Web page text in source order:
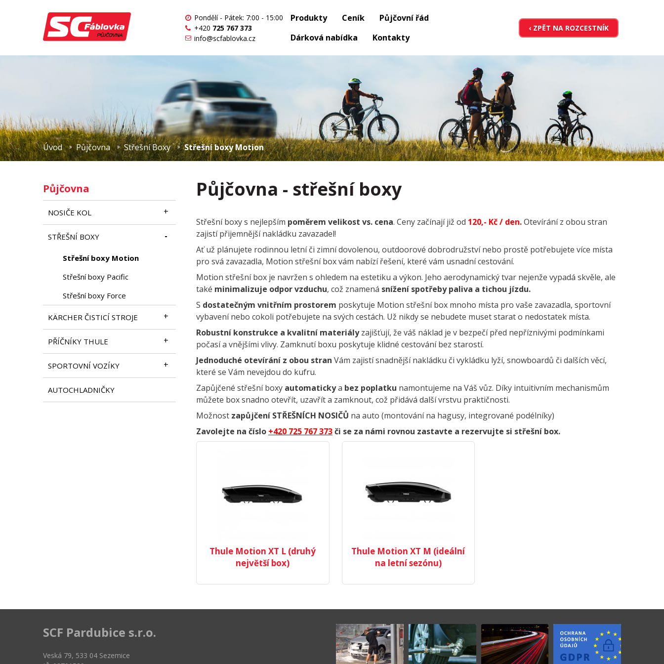
Pondělí - Pátek: 7:00 - 15:00
+420 725 767 373
info@scfablovka.cz
Produkty Ceník
Půjčovní řád
Dárková nabídka
Kontakty
‹ ZPĚT NA ROZCESTNÍK
Úvod Půjčovna Střešní Boxy Střešní boxy Motion
Půjčovna
NOSIČE KOL
STŘEŠNÍ BOXY
Střešní boxy Motion
Střešní boxy Pacific
Střešní boxy Force
KÄRCHER ČISTICÍ STROJE
PŘÍČNÍKY THULE
SPORTOVNÍ VOZÍKY
AUTOCHLADNIČKY
Půjčovna - střešní boxy
Střešní boxy s nejlepším poměrem velikost vs. cena. Ceny začínají již od 120,- Kč / den.Otevírání z obou stran
zajistí přijemnější nakládku zavazadel!
Ať už plánujete rodinnou letní či zimní dovolenou, outdoorové dobrodružství nebo prostě potřebujete více místa
pro svá zavazadla, Motion střešní box vám nabízí řešení, které vám usnadní cestování.
Motion střešní box je navržen s ohledem na estetiku a výkon. Jeho aerodynamický tvar nejenže vypadá skvěle, ale
také minimalizuje odpor vzduchu, což znamená snížení spotřeby paliva a tichou jízdu.
S dostatečným vnitřním prostorem poskytuje Motion střešní box mnoho místa pro vaše zavazadla, sportovní
vybavení nebo cokoli potřebujete na svých cestách. Už nikdy se nebudete muset starat o nedostatek místa.
Robustní konstrukce a kvalitní materiályzajišťují, že váš náklad je v bezpečí před nepříznivými podmínkami
počasí a vnějšími vlivy. Zamknutí boxu poskytuje klidné cestování bez starostí.
Jednoduché otevírání z obou stran Vám zajistí snadnější nakládku či vykládku lyží, snowboardů či dalších věcí,
které se Vám nevejdou do kufru.
Zapůjčené střešní boxy automatickya bez poplatku namontujeme na Váš vůz. Díky intuitivním mechanismům
můžete box snadno otevřít, uzavřít a zamknout, což přidává další vrstvu praktičnosti.
Možnost zapůjčení STŘEŠNÍCH NOSIČŮ na auto (montování na hagusy, integrované podélníky)
Zavolejte na číslo +420 725 767 373či se za námi rovnou zastavte a rezervujte si střešní box.
Thule Motion XT L (druhý
největší box)
Thule Motion XT M (ideální
na letní sezónu)
SCF Pardubice s.r.o.
Veská 79, 533 04 Sezemice